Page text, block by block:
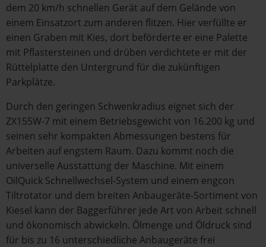
dem 20 km/h schnellen Gerät auf dem Gelände von
einem Einsatzort zum anderen flitzen. Hier verfüllte er
einen Graben mit Kies, dort beförderte er eine Palette
mit Pflastersteinen und drüben verdichtete er mit der
Rüttelplatte den Untergrund für die zukünftigen
Parkplätze.
Durch den geringen Schwenkradius eignet sich der
ZX155W-7 mit einem Betriebsgewicht von 16.200 kg und
seinen sehr kompakten Abmessungen bestens für
Arbeiten auf engstem Raum. Dazu kommt noch die
universelle Ausstattung der Maschine. Mit einem
OilQuick Schnellwechsel-System und einem engcon
Tiltrotator und dem breiten Anbaugeräte-Sortiment von
Kiesel kann der Baggerführer jede Art von Arbeit schnell
und ökonomisch abwickeln. Ölmenge und Öldruck sind
für bis zu 16 unterschiedliche Anbaugeräte frei